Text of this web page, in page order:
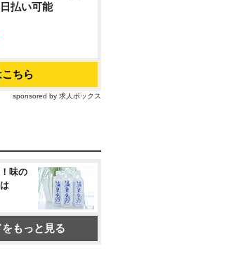
払い可能
ちら
sponsored by 求人ボックス
味の
もっと見る